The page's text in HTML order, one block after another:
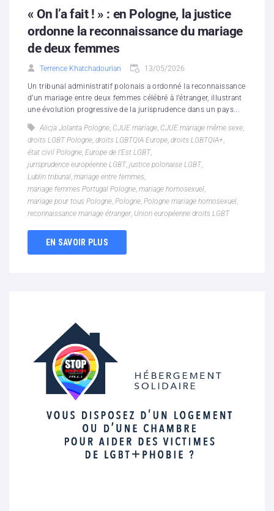
« On l’a fait ! » : en Pologne, la justice
ordonne la reconnaissance du mariage
de deux femmes
Terrence Khatchadourian 13/05/2026
Un tribunal administratif polonais a ordonné la reconnaissance
d’un mariage entre deux femmes célébré à l’étranger, illustrant
une évolution progressive de la jurisprudence dans un pays...
Alicja Jolanta Pologne, CJUE mariage, CJUE mariage même sexe,
droits LGBT Pologne, droits LGBTQIA Europe, droits LGBTQIA+,
état civil Pologne, Europe de l’Est LGBT,
jurisprudence européenne LGBT, justice polonaise LGBT,
Lublin tribunal, mariage entre femmes,
mariage femmes Portugal Pologne, mariage homosexuel,
mariage pour tous Pologne, Pologne, Pologne mariage homosexuel,
reconnaissance mariage étranger, Union européenne droits LGBT
EN SAVOIR PLUS